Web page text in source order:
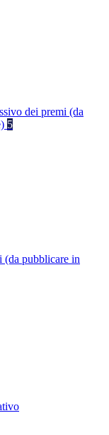
dei premi (da
5
pubblicare in